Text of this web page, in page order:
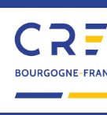
Passer
contenu